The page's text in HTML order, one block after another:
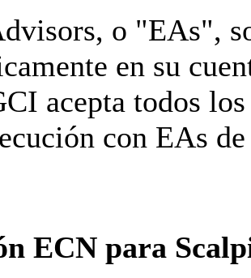
o "EAs",
en su
acepta todos
con EAs
ECN para